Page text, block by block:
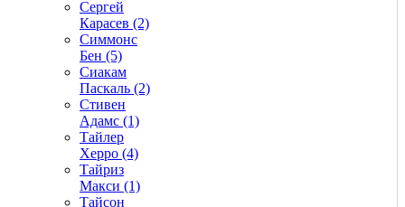
Сергей
Карасев (2)
Симмонс
Бен (5)
Сиакам
Паскаль (2)
Стивен
Адамс (1)
Тайлер
Херро (4)
Тайриз
Макси (1)
Тайсон